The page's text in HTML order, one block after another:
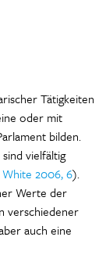
Tätigkeiten
oder mit
bilden.
vielfältig
White 2006, 6).
Werte der
verschiedener
auch eine